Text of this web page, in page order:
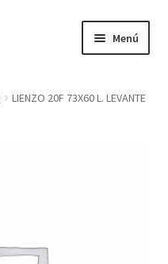
Menú
LIENZO 20F 73X60 L. LEVANTE